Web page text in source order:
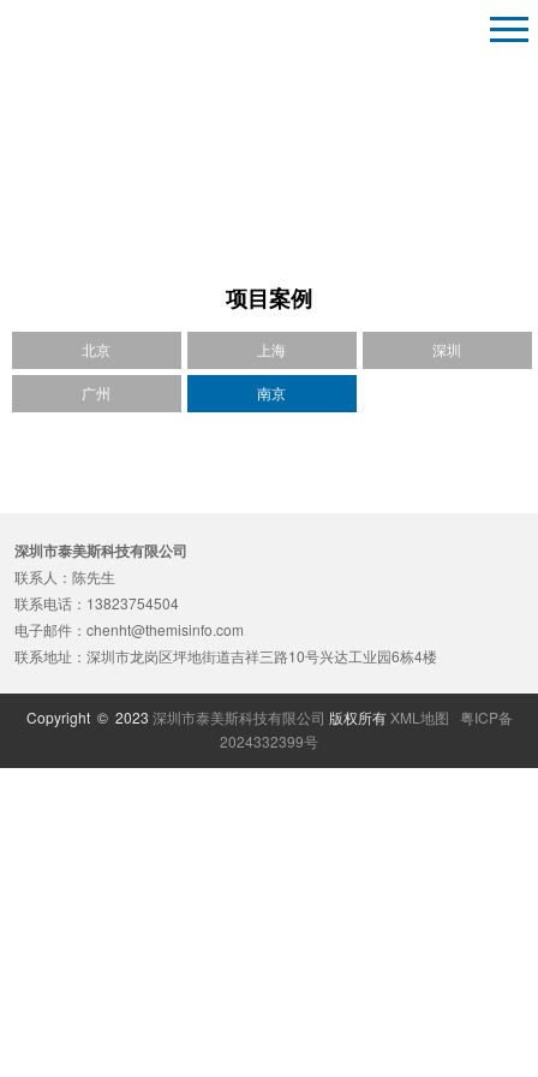
项目案例
北京 上海 深圳
广州 南京
深圳市泰美斯科技有限公司
联系人：陈先生
联系电话：13823754504
电子邮件：chenht@themisinfo.com
联系地址：深圳市龙岗区坪地街道吉祥三路10号兴达工业园6栋4楼
Copyright © 2023 深圳市泰美斯科技有限公司 版权所有 XML地图 粤ICP备
2024332399号